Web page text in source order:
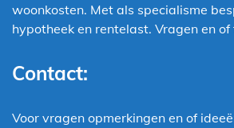
woonkosten. Met als specialisme
hypotheek en rentelast. Vragen en
Contact:
Voor vragen opmerkingen en of